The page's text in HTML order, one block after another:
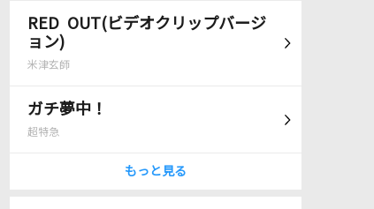
RED OUT(ビデオクリップバージ
ョン)
米津玄師
ガチ夢中！
超特急
もっと見る